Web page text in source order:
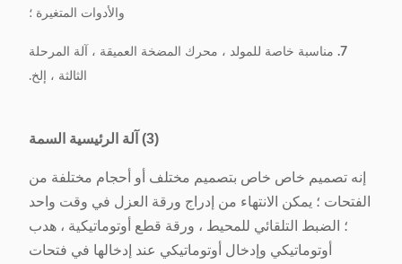
والأدوات المتغيرة ؛
7.
مناسبة خاصة للمولد ، محرك المضخة العميقة ، آلة المرحلة
الثالثة ، إلخ.
(3) آلة الرئيسية السمة
إنه تصميم خاص خاص بتصميم مختلف أو أحجام مختلفة من
الفتحات ؛ يمكن الانتهاء من إدراج ورقة العزل في وقت واحد
؛ الضبط التلقائي للمحيط ، ورقة قطع أوتوماتيكية ، هدب
أوتوماتيكي وإدخال أوتوماتيكي عند إدخالها في فتحات